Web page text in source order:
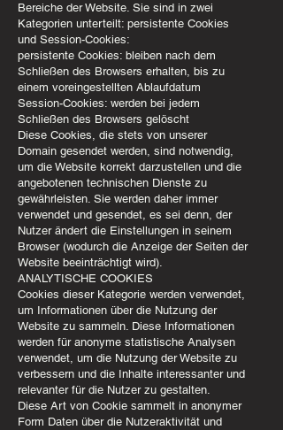
Bereiche der Website. Sie sind in zwei
Kategorien unterteilt: persistente Cookies
und Session-Cookies:
persistente Cookies: bleiben nach dem
Schließen des Browsers erhalten, bis zu
einem voreingestellten Ablaufdatum
Session-Cookies: werden bei jedem
Schließen des Browsers gelöscht
Diese Cookies, die stets von unserer
Domain gesendet werden, sind notwendig,
um die Website korrekt darzustellen und die
angebotenen technischen Dienste zu
gewährleisten. Sie werden daher immer
verwendet und gesendet, es sei denn, der
Nutzer ändert die Einstellungen in seinem
Browser (wodurch die Anzeige der Seiten der
Website beeinträchtigt wird).
ANALYTISCHE COOKIES
Cookies dieser Kategorie werden verwendet,
um Informationen über die Nutzung der
Website zu sammeln. Diese Informationen
werden für anonyme statistische Analysen
verwendet, um die Nutzung der Website zu
verbessern und die Inhalte interessanter und
relevanter für die Nutzer zu gestalten.
Diese Art von Cookie sammelt in anonymer
Form Daten über die Nutzeraktivität und